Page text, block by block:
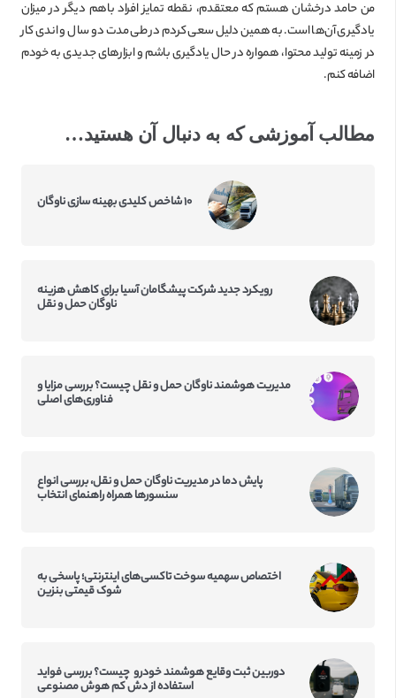
من حامد درخشان هستم که معتقدم، نقطه تمایز افراد باهم دیگر در میزان
یادگیری آن‌ها است. به همین دلیل سعی کردم در طی مدت دو سال و اندی کار
در زمینه تولید محتوا، همواره در حال یادگیری باشم و ابزارهای جدیدی به خودم
اضافه کنم.
مطالب آموزشی که به دنبال آن هستید…
۱۰ شاخص کلیدی بهینه سازی ناوگان
رویکرد جدید شرکت پیشگامان آسیا برای کاهش هزینه
ناوگان حمل و نقل
مدیریت هوشمند ناوگان حمل و نقل چیست؟ بررسی مزایا و
فناوری‌های اصلی
پایش دما در مدیریت ناوگان حمل و نقل، بررسی انواع
سنسورها همراه راهنمای انتخاب
اختصاص سهمیه سوخت تاکسی‌‌های اینترنتی؛ پاسخی به
شوک قیمتی بنزین
دوربین ثبت وقایع هوشمند خودرو چیست؟ بررسی فواید
استفاده از دش کم‌ هوش مصنوعی